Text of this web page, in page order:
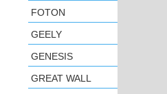
FOTON
GEELY
GENESIS
GREAT WALL